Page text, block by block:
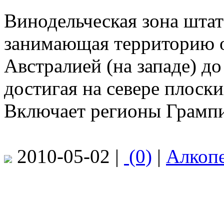
Винодельческая зона
занимающая
Австралией (на западе)
достигая на севере
Включает регионы
2010-05-02 | (0) |